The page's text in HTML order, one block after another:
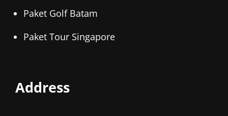
Paket Golf Batam
Paket Tour Singapore
Address